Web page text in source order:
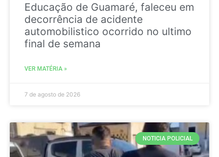
Educação de Guamaré, faleceu em
decorrência de acidente
automobilistico ocorrido no ultimo
final de semana
VER MATÉRIA »
7 de agosto de 2026
NOTICIA POLICIAL